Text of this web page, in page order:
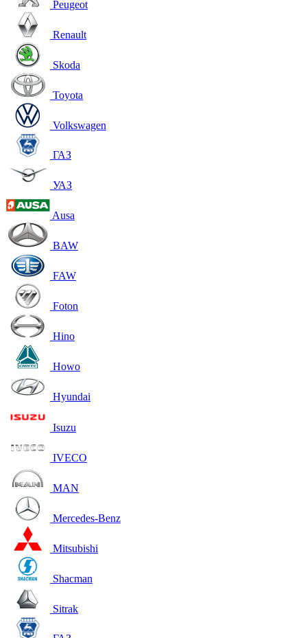
Peugeot
Renault
Skoda
Toyota
Volkswagen
ГАЗ
УАЗ
Ausa
BAW
FAW
Foton
Hino
Howo
Hyundai
Isuzu
IVECO
MAN
Mercedes-Benz
Mitsubishi
Shacman
Sitrak